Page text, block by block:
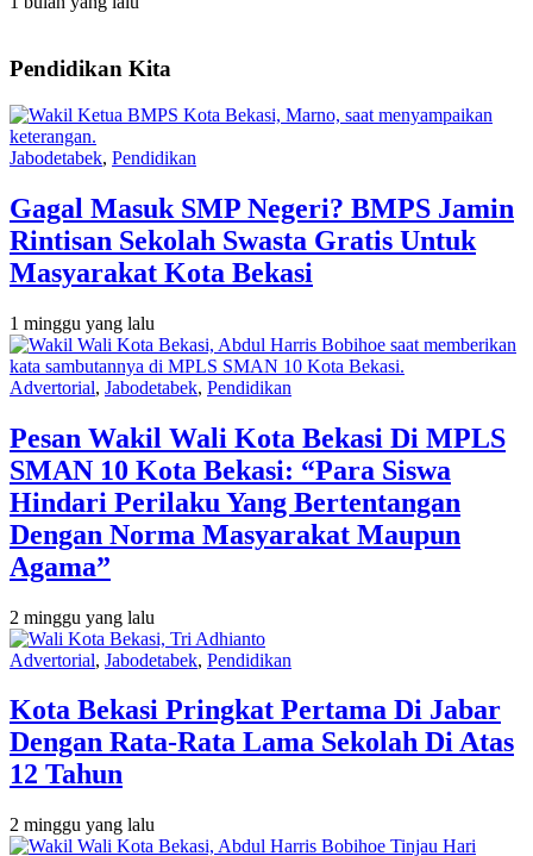
Pendidikan Kita
Jabodetabek, Pendidikan
Gagal Masuk SMP Negeri? BMPS Jamin
Rintisan Sekolah Swasta Gratis Untuk
Masyarakat Kota Bekasi
1 minggu yang lalu
Advertorial, Jabodetabek, Pendidikan
Pesan Wakil Wali Kota Bekasi Di MPLS
SMAN 10 Kota Bekasi: “Para Siswa
Hindari Perilaku Yang Bertentangan
Dengan Norma Masyarakat Maupun
Agama”
2 minggu yang lalu
Advertorial, Jabodetabek, Pendidikan
Kota Bekasi Pringkat Pertama Di Jabar
Dengan Rata-Rata Lama Sekolah Di Atas
12 Tahun
2 minggu yang lalu